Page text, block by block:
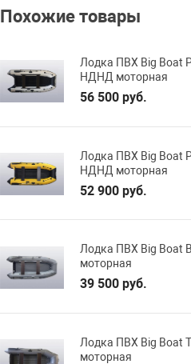
Похожие товары
Лодка ПВХ Big Boat
НДНД моторная
56 500 руб.
Лодка ПВХ Big Boat
НДНД моторная
52 900 руб.
Лодка ПВХ Big Boat
моторная
39 500 руб.
Лодка ПВХ Big Boat
моторная